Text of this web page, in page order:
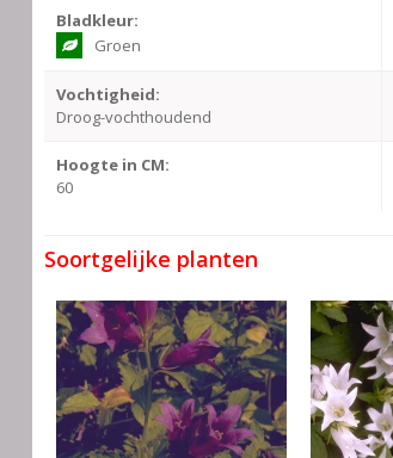
Bladkleur:
Groen
Vochtigheid:
Droog-vochthoudend
Hoogte in CM:
60
Soortgelijke planten